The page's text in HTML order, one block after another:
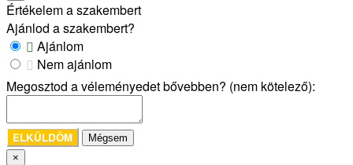
Értékelem a szakembert
Ajánlod a szakembert?
Ajánlom
Nem ajánlom
Megosztod a véleményedet bővebben? (nem kötelező):
ELKÜLDÖM
Mégsem
×